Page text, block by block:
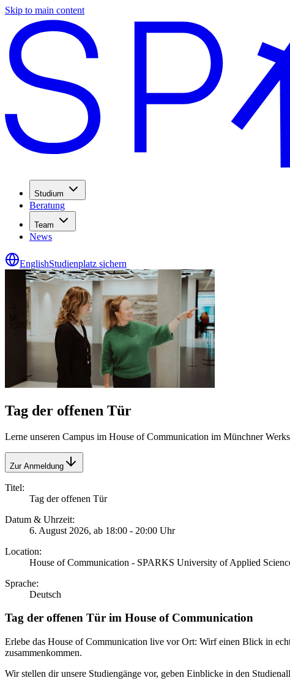
Skip to main content
Studium
Beratung
Team
News
EnglishStudienplatz sichern
Tag der offenen Tür
Lerne unseren Campus im House of Communication im Münchner
Zur Anmeldung
Titel:
Tag der offenen Tür
Datum & Uhrzeit:
6. August 2026, ab 18:00 - 20:00 Uhr
Location:
House of Communication - SPARKS University of Applied
Sprache:
Deutsch
Tag der offenen Tür im House of Communication
Erlebe das House of Communication live vor Ort: Wirf einen Blick in
zusammenkommen.
Wir stellen dir unsere Studiengänge vor, geben Einblicke in den